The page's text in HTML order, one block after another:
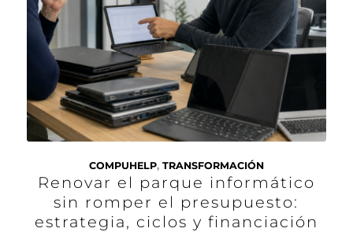
COMPUHELP, TRANSFORMACIÓN
Renovar el parque informático
sin romper el presupuesto:
estrategia, ciclos y financiación